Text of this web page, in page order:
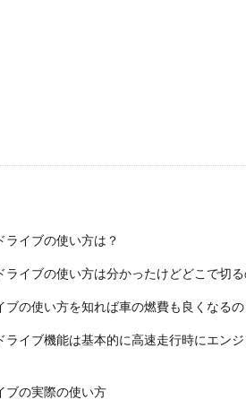
つ方も少なくな...
ライブの使い方は？
ライブの使い方は分かったけどどこで切
ブの使い方を知れば車の燃費も良くなるの
ライブ機能は基本的に高速走行時にエン
ブの実際の使い方